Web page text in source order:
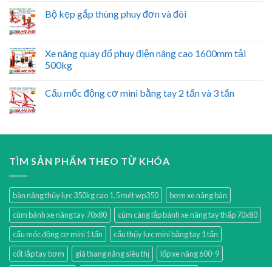
Bộ kẹp gắp thùng phuy đơn và đôi
Xe nâng quay đổ phuy điện nâng cao 1600mm tải
500kg
Cẩu mốc động cơ mini bằng tay 2 tấn và 3 tấn
TÌM SẢN PHẨM THEO TỪ KHÓA
bàn nâng thủy lực 350kg cao 1.5 mét wp350
bơm xe nâng bàn
cùm bánh xe nâng tay 70x80
cùm càng lắp bánh xe nâng tay thấp 70x80
cẩu móc động cơ mini 1 tấn
cẩu thủy lực mini bằng tay 1 tấn
cốt lắp tay bơm
giá thang nâng siêu thị
lốp xe nâng 600-9